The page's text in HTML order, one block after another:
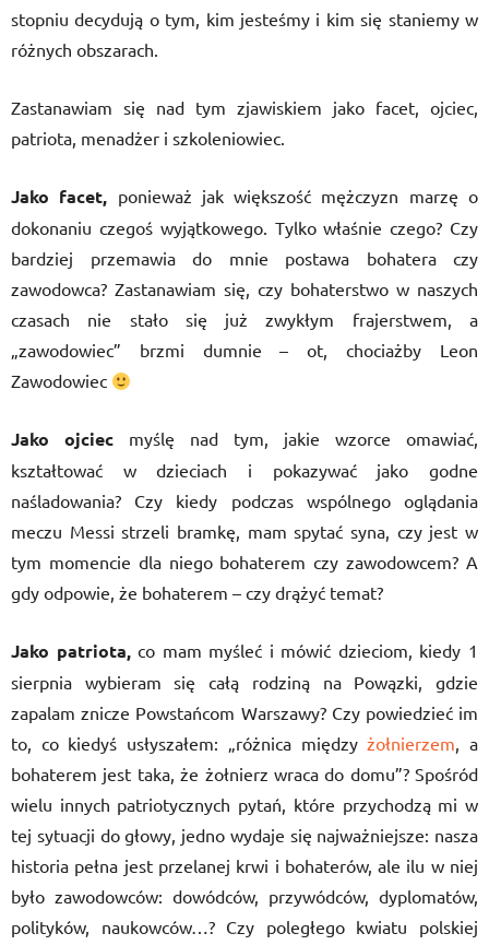
stopniu decydują o tym, kim jesteśmy i kim się staniemy w
różnych obszarach.
Zastanawiam się nad tym zjawiskiem jako facet, ojciec,
patriota, menadżer i szkoleniowiec.
Jako facet, ponieważ jak większość mężczyzn marzę o
dokonaniu czegoś wyjątkowego. Tylko właśnie czego? Czy
bardziej przemawia do mnie postawa bohatera czy
zawodowca? Zastanawiam się, czy bohaterstwo w naszych
czasach nie stało się już zwykłym frajerstwem, a
„zawodowiec” brzmi dumnie – ot, chociażby Leon
Zawodowiec
Jako ojciec myślę nad tym, jakie wzorce omawiać,
kształtować w dzieciach i pokazywać jako godne
naśladowania? Czy kiedy podczas wspólnego oglądania
meczu Messi strzeli bramkę, mam spytać syna, czy jest w
tym momencie dla niego bohaterem czy zawodowcem? A
gdy odpowie, że bohaterem – czy drążyć temat?
Jako patriota,co mam myśleć i mówić dzieciom, kiedy 1
sierpnia wybieram się całą rodziną na Powązki, gdzie
zapalam znicze Powstańcom Warszawy? Czy powiedzieć im
to, co kiedyś usłyszałem: „różnica międzyżołnierzem, a
bohaterem jest taka, że żołnierz wraca do domu”? Spośród
wielu innych patriotycznych pytań, które przychodzą mi w
tej sytuacji do głowy, jedno wydaje się najważniejsze: nasza
historia pełna jest przelanej krwi i bohaterów, ale ilu w niej
było zawodowców: dowódców, przywódców, dyplomatów,
polityków, naukowców…? Czy poległego kwiatu polskiej